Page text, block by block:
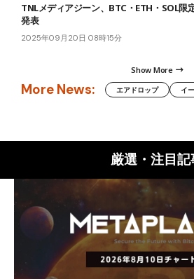
TNLメディアジーン、BTC・ETH・SOL限
発表
2025年09月20日 08時15分
Show More
More News: エアドロップ イ
厳選・注目記